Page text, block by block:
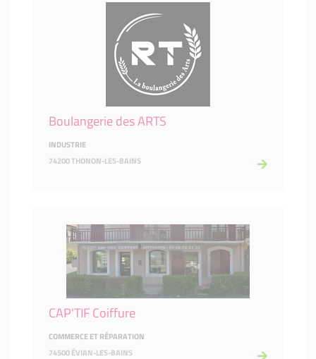
Boulangerie des ARTS
INDUSTRIE
74200 THONON-LES-BAINS
CAP'TIF Coiffure
COMMERCE ET RÉPARATION
74500 ÉVIAN-LES-BAINS